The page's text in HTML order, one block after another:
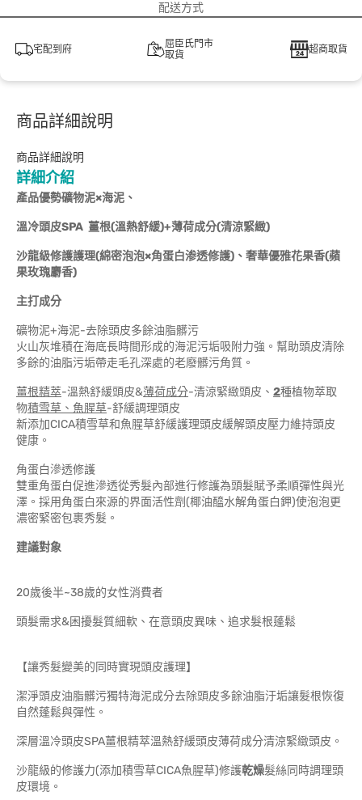
配送方式
宅配到府
屈臣氏門市
取貨
超商取貨
商品詳細說明
商品詳細說明
詳細介紹
產品優勢礦物泥×海泥、
溫冷頭皮SPA 薑根(溫熱舒緩)+薄荷成分(清涼緊緻)
沙龍級修護護理(綿密泡泡×角蛋白渗透修護)、奢華優雅花果香(蘋
果玫瑰麝香)
主打成分
礦物泥+海泥-去除頭皮多餘油脂髒污
火山灰堆積在海底長時間形成的海泥污垢吸附力強。幫助頭皮清除
多餘的油脂污垢帶走毛孔深處的老廢髒污角質。
薑根精萃-溫熱舒緩頭皮&薄荷成分-清涼緊緻頭皮、 2種植物萃取
物積雪草、魚腥草-舒緩調理頭皮
新添加CICA積雪草和魚腥草舒緩護理頭皮緩解頭皮壓力維持頭皮
健康。
角蛋白滲透修護
雙重角蛋白促進滲透從秀髮內部進行修護為頭髮賦予柔順彈性與光
澤。採用角蛋白來源的界面活性劑(椰油醯水解角蛋白鉀)使泡泡更
濃密緊密包裹秀髮。
建議對象
20歲後半~38歲的女性消費者
頭髮需求&困擾髮質細軟、在意頭皮異味、追求髮根蓬鬆
【讓秀髮變美的同時實現頭皮護理】
潔淨頭皮油脂髒污獨特海泥成分去除頭皮多餘油脂汙垢讓髮根恢復
自然蓬鬆與彈性。
深層溫冷頭皮SPA薑根精萃溫熱舒緩頭皮薄荷成分清涼緊緻頭皮。
沙龍級的修護力(添加積雪草CICA魚腥草)修護乾燥髮絲同時調理頭
皮環境。